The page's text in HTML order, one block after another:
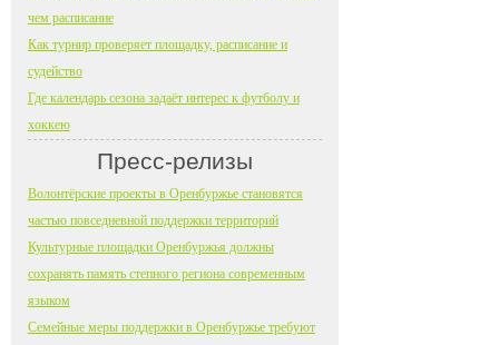
чем расписание
Как турнир проверяет площадку, расписание и
судейство
Где календарь сезона задаёт интерес к футболу и
хоккею
Пресс-релизы
Волонтёрские проекты в Оренбуржье становятся
частью повседневной поддержки территорий
Культурные площадки Оренбуржья должны
сохранять память степного региона современным
языком
Семейные меры поддержки в Оренбуржье требуют